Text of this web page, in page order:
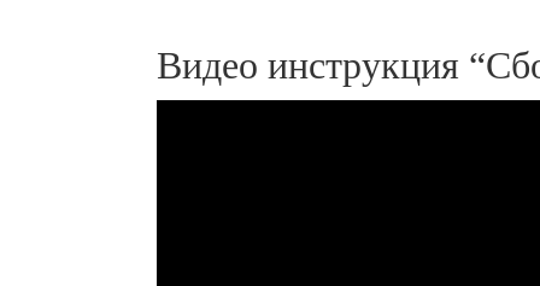
Видео инструкция